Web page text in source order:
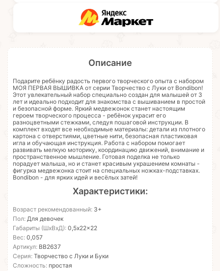
Описание
Подарите ребёнку радость первого творческого опыта с набором
МОЯ ПЕРВАЯ ВЫШИВКА от серии Творчество с Луки от Bondibon!
Этот увлекательный набор специально создан для малышей от 3
лет и идеально подходит для знакомства с вышиванием в простой
и безопасной форме. Яркий медвежонок станет настоящим
героем творческого процесса - ребёнок украсит его
разноцветными стежками, следуя пошаговой инструкции. В
комплект входят все необходимые материалы: детали из плотного
картона с отверстиями, цветные нити, безопасная пластиковая
игла и обучающая инструкция. Работа с набором помогает
развивать мелкую моторику, координацию движений, внимание и
пространственное мышление. Готовая поделка не только
порадует малыша, но и станет красивым украшением комнаты -
фигурка медвежонка стоит на специальных ножках-подставках.
Bondibon - для ярких идей и весёлых затей!
Характеристики:
Возраст рекомендованный: 3+
Пол: Для девочек
Габариты (ШхВхД): 0,5x22x22
Вес: 0,057
Артикул: ВВ2637
Серия: Творчество с Луки и Буки
Сложность: простая